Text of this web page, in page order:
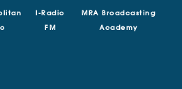
I-Radio
FM
MRA Broadcasting
Academy